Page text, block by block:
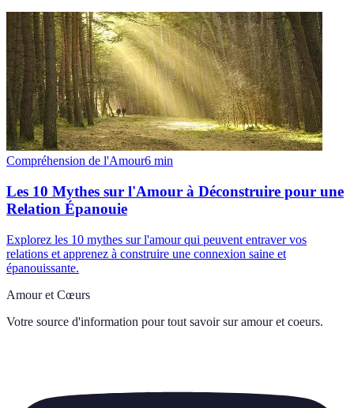
Compréhension de l'Amour6 min
Les 10 Mythes sur l'Amour à Déconstruire pour une
Relation Épanouie
Explorez les 10 mythes sur l'amour qui peuvent entraver vos
relations et apprenez à construire une connexion saine et
épanouissante.
Amour et Cœurs
Votre source d'information pour tout savoir sur amour et coeurs.